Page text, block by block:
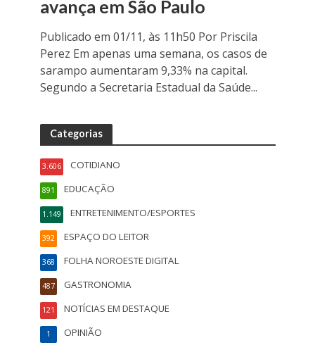
avança em São Paulo
Publicado em 01/11, às 11h50 Por Priscila
Perez Em apenas uma semana, os casos de
sarampo aumentaram 9,33% na capital.
Segundo a Secretaria Estadual da Saúde...
Categorias
COTIDIANO
3.606
EDUCAÇÃO
891
ENTRETENIMENTO/ESPORTES
1.149
ESPAÇO DO LEITOR
392
FOLHA NOROESTE DIGITAL
368
GASTRONOMIA
487
NOTÍCIAS EM DESTAQUE
121
OPINIÃO
1